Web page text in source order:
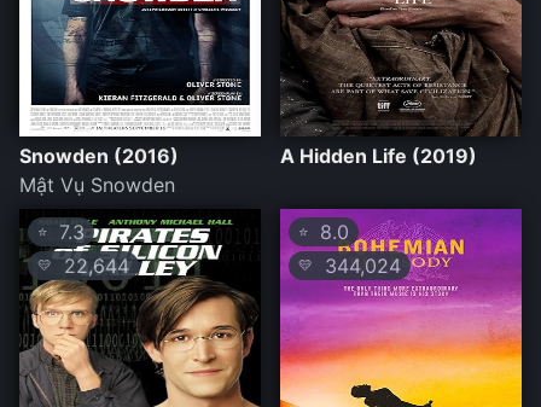
Snowden (2016)
Mật Vụ Snowden
A Hidden Life (2019)
⭐ 7.3
💛22,644
⭐ 8.0
💛 344,024